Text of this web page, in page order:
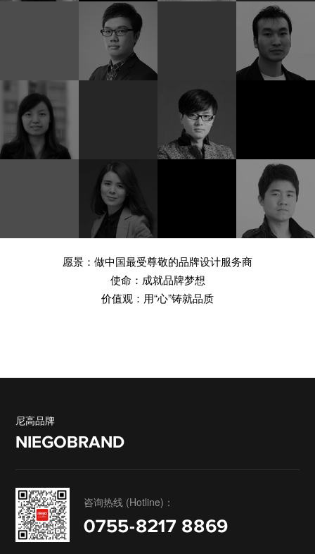
愿景：做中国最受尊敬的品牌设计服务商
使命：成就品牌梦想
价值观：用“心”铸就品质
尼高品牌
NIEGOBRAND
咨询热线 (Hotline)：
0755-8217 8869